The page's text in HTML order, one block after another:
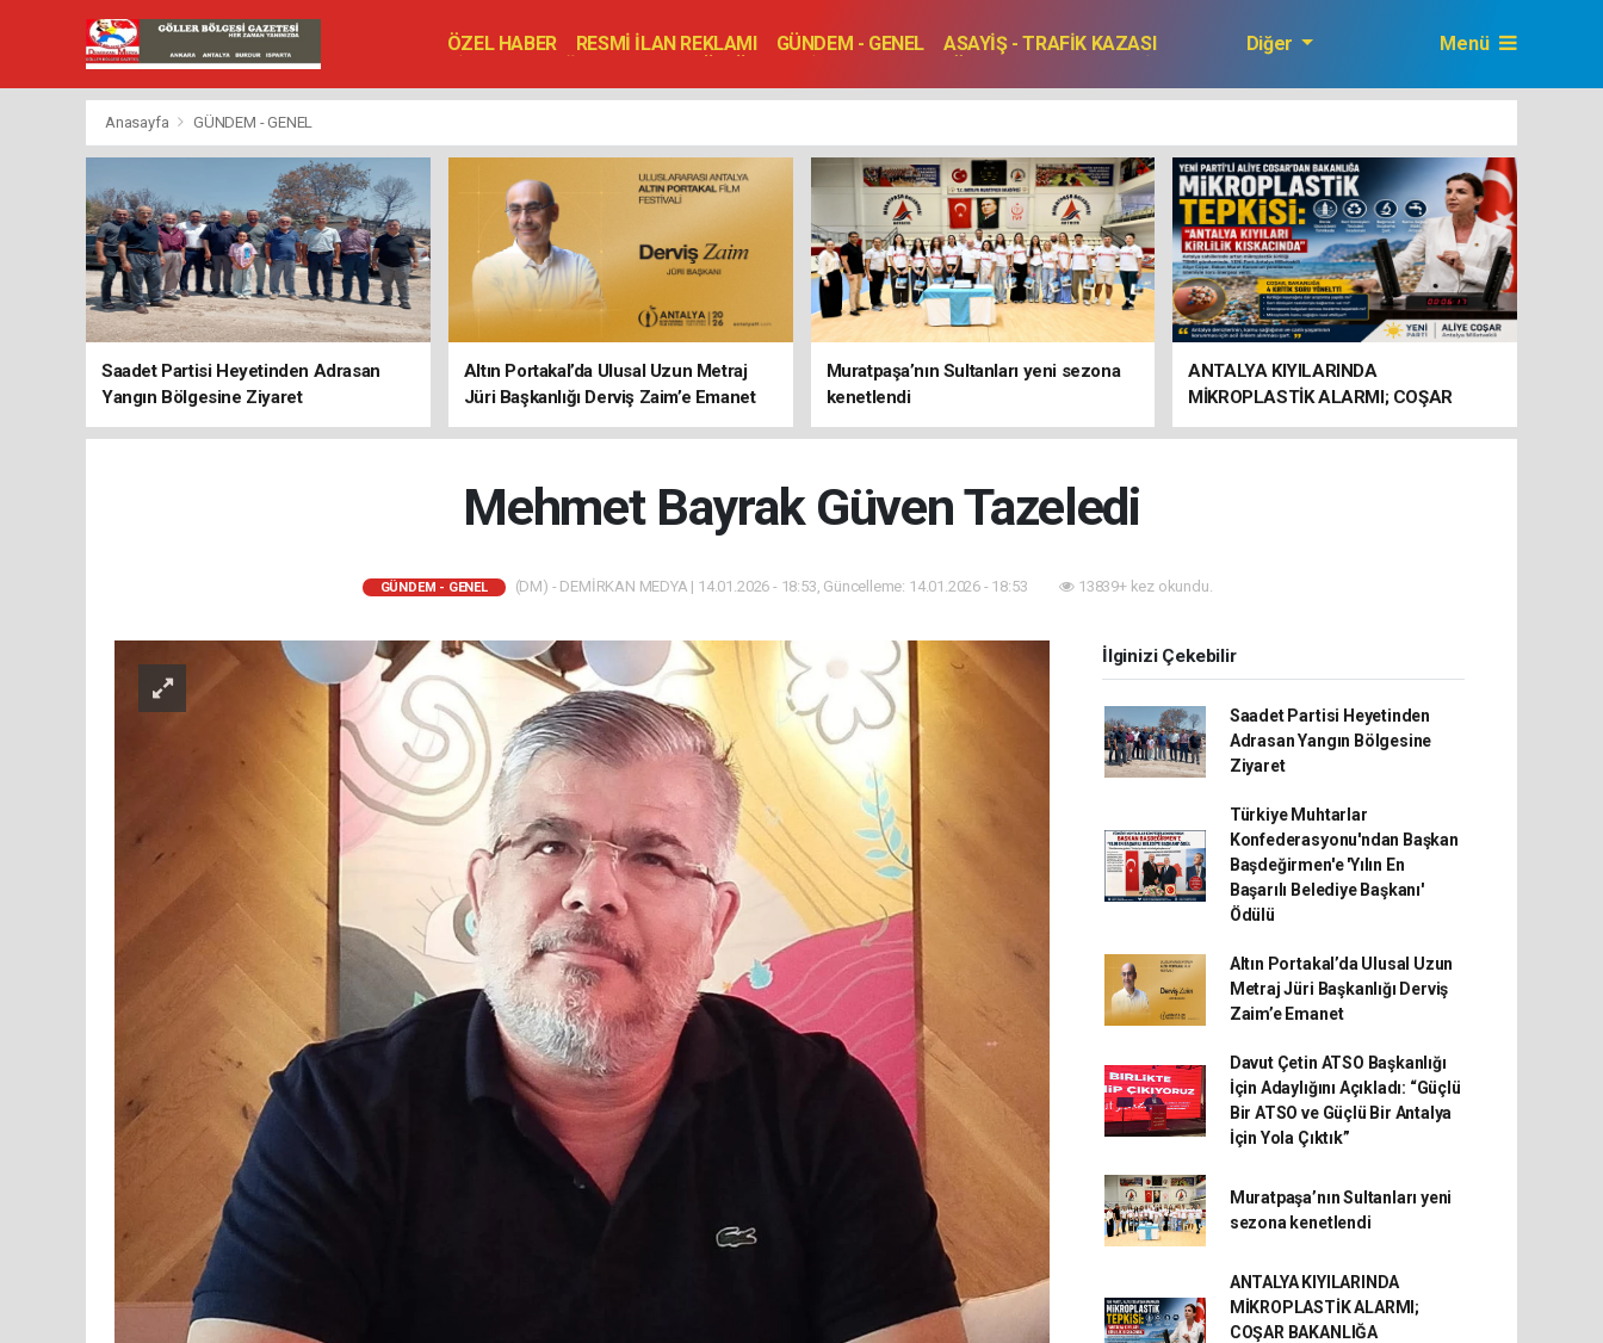
ÖZEL HABER RESMİ İLAN REKLAMI GÜNDEM - GENEL
ASAYİŞ - TRAFİK KAZASI
VEFAT EDENLER
TOPLANTI - DÜĞÜN
Diğer Menü
Anasayfa GÜNDEM - GENEL
Saadet Partisi Heyetinden Adrasan
Yangın Bölgesine Ziyaret
Altın Portakal’da Ulusal Uzun Metraj
Jüri Başkanlığı Derviş Zaim’e Emanet
Muratpaşa’nın Sultanları yeni sezona
kenetlendi
ANTALYA KIYILARINDA
MİKROPLASTİK ALARMI; COŞAR
BAKANLIĞA HAREKETE GEÇİN
Mehmet Bayrak Güven Tazeledi
GÜNDEM - GENEL (DM) - DEMİRKAN MEDYA | 14.01.2026 - 18:53, Güncelleme: 14.01.2026 - 18:53 13839+ kez okundu.
İlginizi Çekebilir
Saadet Partisi Heyetinden
Adrasan Yangın Bölgesine
Ziyaret
Türkiye Muhtarlar
Konfederasyonu'ndan Başkan
Başdeğirmen'e 'Yılın En
Başarılı Belediye Başkanı'
Ödülü
Altın Portakal’da Ulusal Uzun
Metraj Jüri Başkanlığı Derviş
Zaim’e Emanet
Davut Çetin ATSO Başkanlığı
İçin Adaylığını Açıkladı: “Güçlü
Bir ATSO ve Güçlü Bir Antalya
İçin Yola Çıktık”
Muratpaşa’nın Sultanları yeni
sezona kenetlendi
ANTALYA KIYILARINDA
MİKROPLASTİK ALARMI;
COŞAR BAKANLIĞA